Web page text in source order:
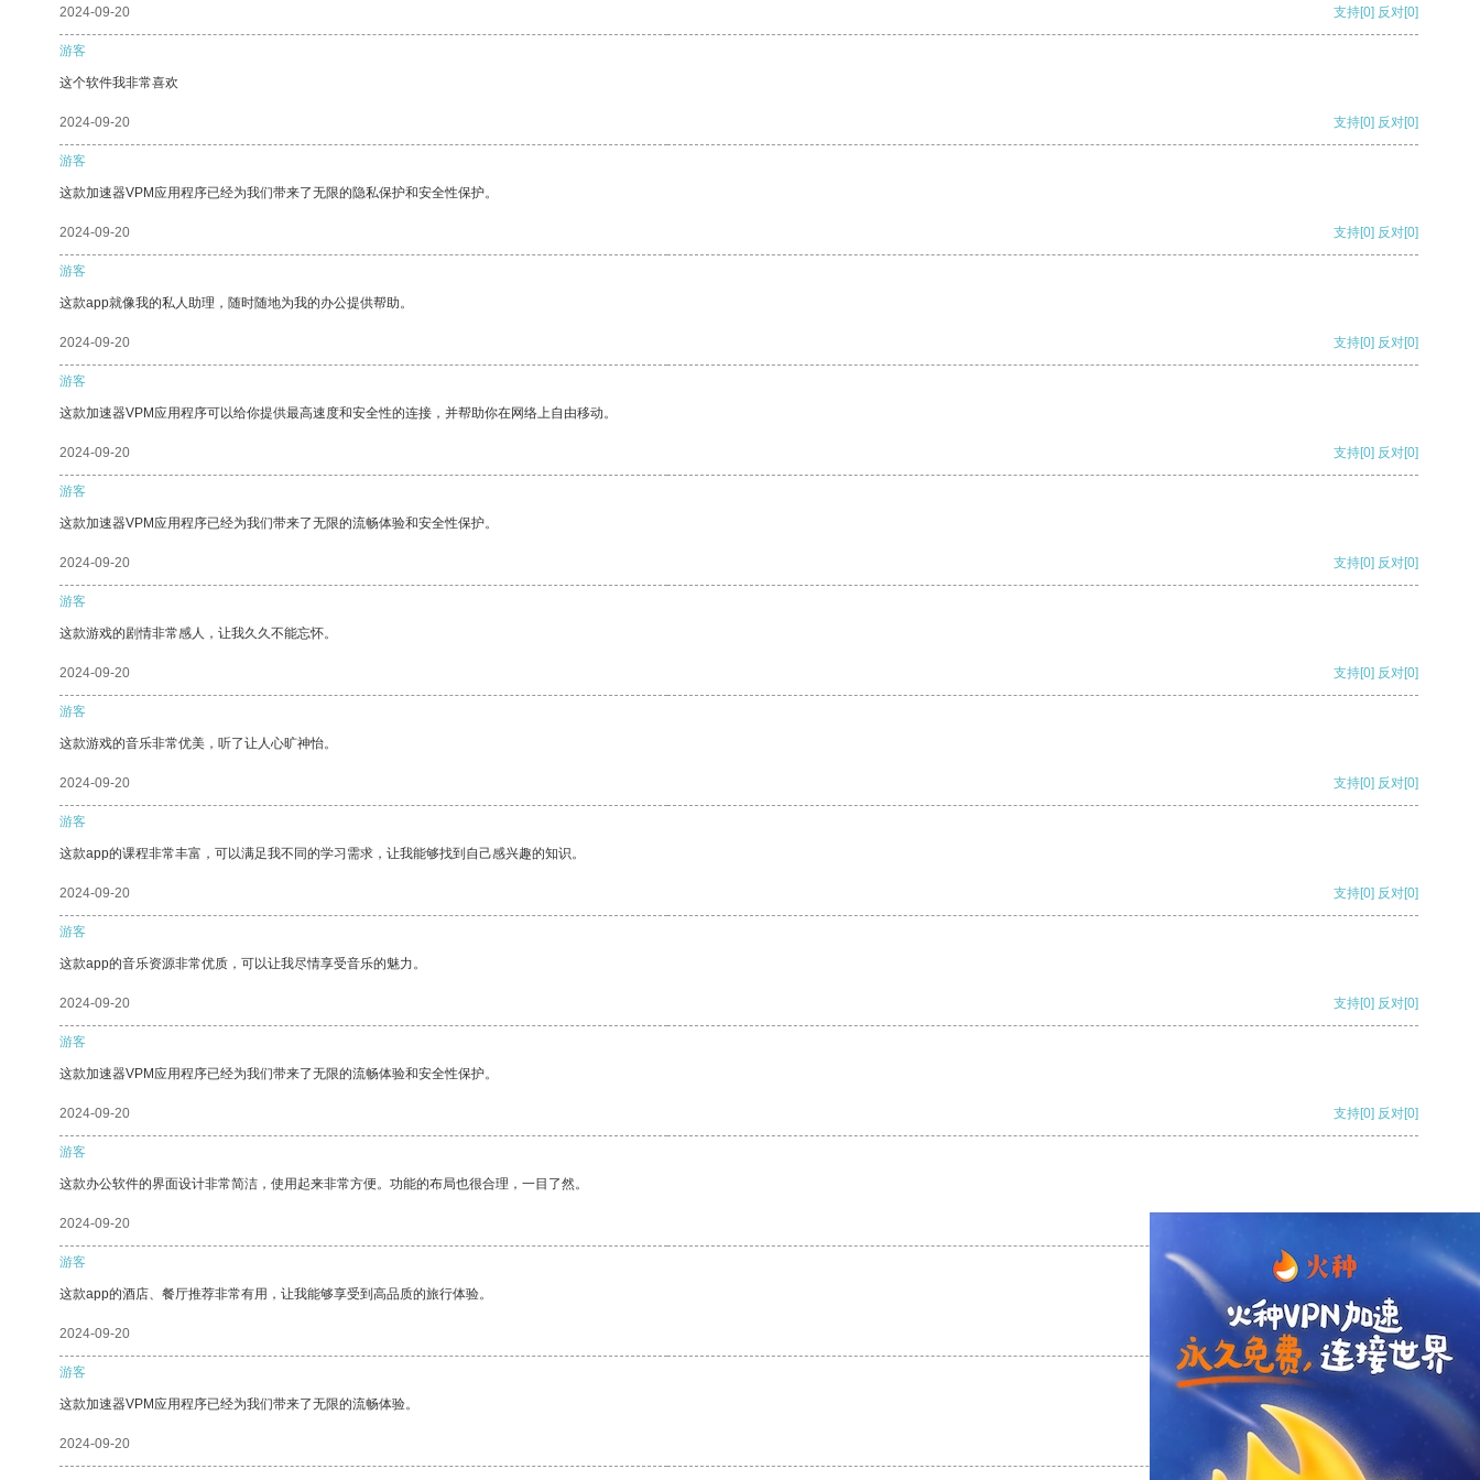
2024-09-20 支持[0] 反对[0]
游客
这个软件我非常喜欢
2024-09-20 支持[0] 反对[0]
游客
这款加速器VPM应用程序已经为我们带来了无限的隐私保护和安全性保护。
2024-09-20 支持[0] 反对[0]
游客
这款app就像我的私人助理，随时随地为我的办公提供帮助。
2024-09-20 支持[0] 反对[0]
游客
这款加速器VPM应用程序可以给你提供最高速度和安全性的连接，并帮助你在网络上自由移动。
2024-09-20 支持[0] 反对[0]
游客
这款加速器VPM应用程序已经为我们带来了无限的流畅体验和安全性保护。
2024-09-20 支持[0] 反对[0]
游客
这款游戏的剧情非常感人，让我久久不能忘怀。
2024-09-20 支持[0] 反对[0]
游客
这款游戏的音乐非常优美，听了让人心旷神怡。
2024-09-20 支持[0] 反对[0]
游客
这款app的课程非常丰富，可以满足我不同的学习需求，让我能够找到自己感兴趣的知识。
2024-09-20 支持[0] 反对[0]
游客
这款app的音乐资源非常优质，可以让我尽情享受音乐的魅力。
2024-09-20 支持[0] 反对[0]
游客
这款加速器VPM应用程序已经为我们带来了无限的流畅体验和安全性保护。
2024-09-20 支持[0] 反对[0]
游客
这款办公软件的界面设计非常简洁，使用起来非常方便。功能的布局也很合理，一目了然。
2024-09-20
游客
这款app的酒店、餐厅推荐非常有用，让我能够享受到高品质的旅行体验。
2024-09-20 支持 [0] 反对 [0]
游客
这款加速器VPM应用程序已经为我们带来了无限的流畅体验。
2024-09-20 支持